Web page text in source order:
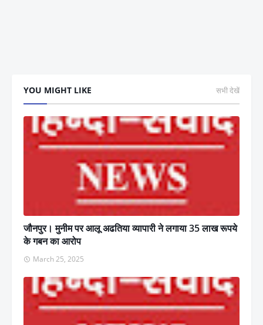
YOU MIGHT LIKE सभी देखें
जौनपुर। मुनीम पर आलू अढतिया व्यापारी ने लगाया 35 लाख रूपये
के गबन का आरोप
March 25, 2025